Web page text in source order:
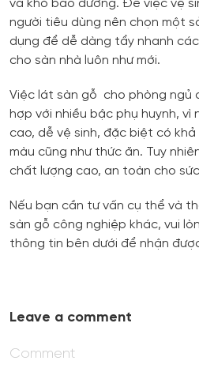
và khó bảo dưỡng. Để việc vệ
người tiêu dùng nên chọn một
dụng để dễ dàng tẩy nhanh
cho sàn nhà luôn như mới.
Việc lát sàn gỗ cho phòng ngủ
hợp với nhiều bậc phụ huynh, vì
cao, dễ vệ sinh, đặc biệt có
màu cũng như thức ăn. Tuy
chất lượng cao, an toàn cho
Nếu bạn cần tư vấn cụ thể và
sàn gỗ công nghiệp khác, vui
thông tin bên dưới để nhận
Leave a comment
Comment